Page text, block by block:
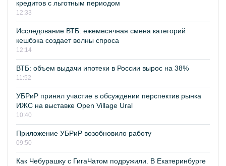
кредитов с льготным периодом
12:33
Исследование ВТБ: ежемесячная смена категорий
кешбэка создает волны спроса
12:14
ВТБ: объем выдачи ипотеки в России вырос на 38%
11:52
УБРиР принял участие в обсуждении перспектив рынка
ИЖС на выставке Open Village Ural
10:40
Приложение УБРиР возобновило работу
09:50
Как Чебурашку с ГигаЧатом подружили. В Екатеринбурге